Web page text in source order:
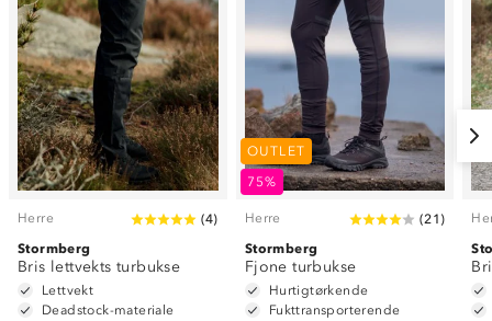
Herre (4)
Stormberg
Bris lettvekts turbukse
Lettvekt
Deadstock-materiale
OUTLET
75%
Herre (21 )
Stormberg
Fjone turbukse
Hurtigtørkende
Fukttransporterende